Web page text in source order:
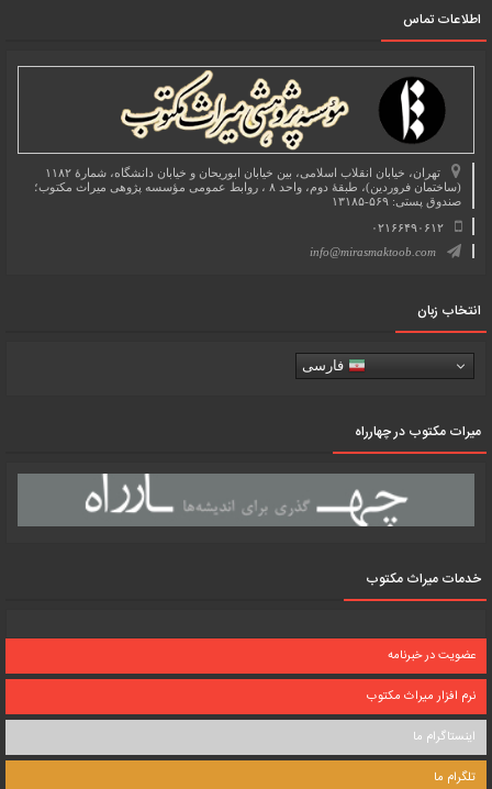
اطلاعات تماس
تهران، خیابان انقلاب اسلامی، بین خیابان ابوریحان و خیابان دانشگاه، شمارۀ ۱۱۸۲
(ساختمان فروردین)، طبقۀ دوم، واحد ۸ ، روابط عمومی مؤسسه پژوهی میراث مکتوب؛
صندوق پستی: ۵۶۹-۱۳۱۸۵
۰۲۱۶۶۴۹۰۶۱۲
info@mirasmaktoob.com
انتخاب زبان
فارسی
میرات مکتوب در چهارراه
خدمات میراث مکتوب
عضویت در خبرنامه
نرم افزار میراث مکتوب
اینستاگرام ما
تلگرام ما